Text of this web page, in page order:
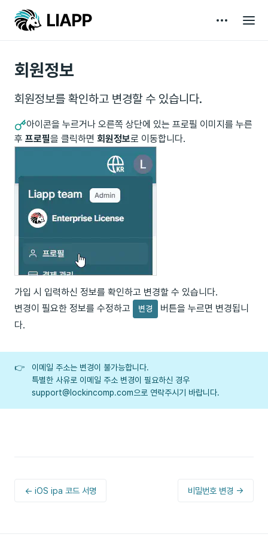
회원정보
회원정보를 확인하고 변경할 수 있습니다.
아이콘을 누르거나 오른쪽 상단에 있는 프로필 이미지를 누른
후 프로필을 클릭하면 회원정보로 이동합니다.
가입 시 입력하신 정보를 확인하고 변경할 수 있습니다.
변경이 필요한 정보를 수정하고
변경
버튼을 누르면 변경됩니
다.
👉
이메일 주소는 변경이 불가능합니다.
특별한 사유로 이메일 주소 변경이 필요하신 경우
support@lockincomp.com으로 연락주시기 바랍니다.
← iOS ipa 코드 서명 비밀번호 변경 →